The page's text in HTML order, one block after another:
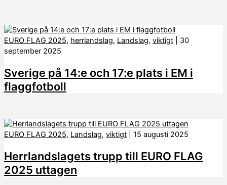
EURO FLAG 2025, herrlandslag, Landslag, viktigt
30
september 2025
Sverige på 14:e och 17:e plats i EM i
flaggfotboll
EURO FLAG 2025, Landslag, viktigt 15 augusti 2025
Herrlandslagets trupp till EURO FLAG
2025 uttagen